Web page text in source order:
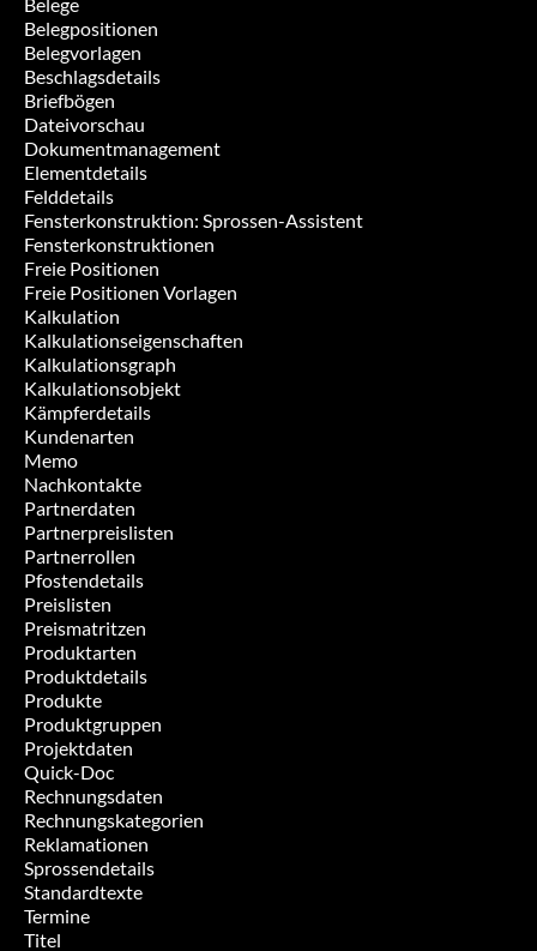
Belegpositionen
Belegvorlagen
Beschlagsdetails
Briefbögen
Dateivorschau
Dokumentmanagement
Elementdetails
Felddetails
Fensterkonstruktion: Sprossen-Assistent
Fensterkonstruktionen
Freie Positionen
Freie Positionen Vorlagen
Kalkulation
Kalkulationseigenschaften
Kalkulationsgraph
Kalkulationsobjekt
Kämpferdetails
Kundenarten
Memo
Nachkontakte
Partnerdaten
Partnerpreislisten
Partnerrollen
Pfostendetails
Preislisten
Preismatritzen
Produktarten
Produktdetails
Produkte
Produktgruppen
Projektdaten
Quick-Doc
Rechnungsdaten
Rechnungskategorien
Reklamationen
Sprossendetails
Standardtexte
Termine
Titel